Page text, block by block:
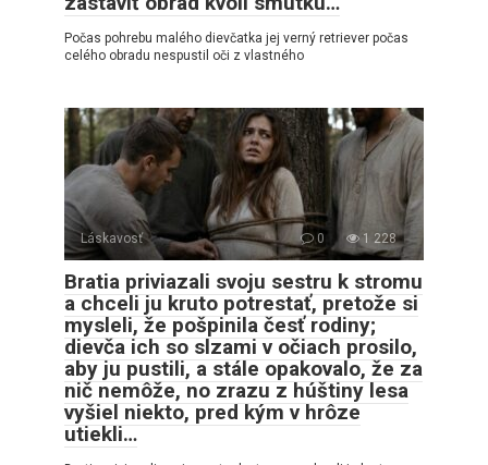
Počas pohrebu malého dievčatka jej verný retriever počas
celého obradu nespustil oči z vlastného
Láskavosť 0 1 228
Bratia priviazali svoju sestru k stromu
a chceli ju kruto potrestať, pretože si
mysleli, že pošpinila česť rodiny;
dievča ich so slzami v očiach prosilo,
aby ju pustili, a stále opakovalo, že za
nič nemôže, no zrazu z húštiny lesa
vyšiel niekto, pred kým v hrôze
utiekli…